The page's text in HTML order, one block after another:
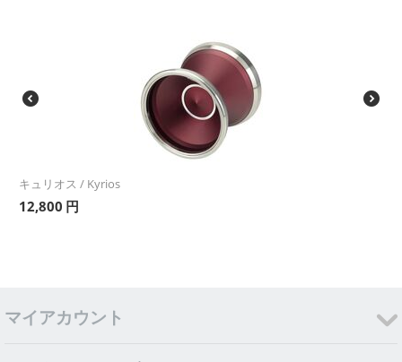
キュリオス / Kyrios
12,800 円
マイアカウント